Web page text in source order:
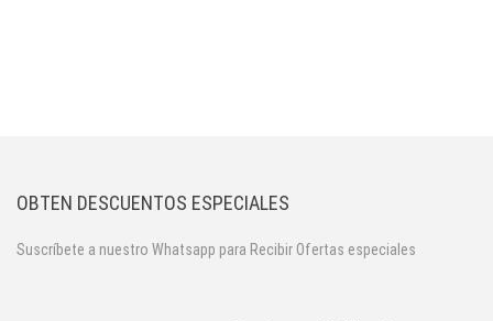
OBTEN DESCUENTOS ESPECIALES
Suscríbete a nuestro Whatsapp para Recibir Ofertas especiales